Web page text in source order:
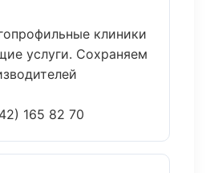
клиники
услуги. Сохраняем
165 82 70